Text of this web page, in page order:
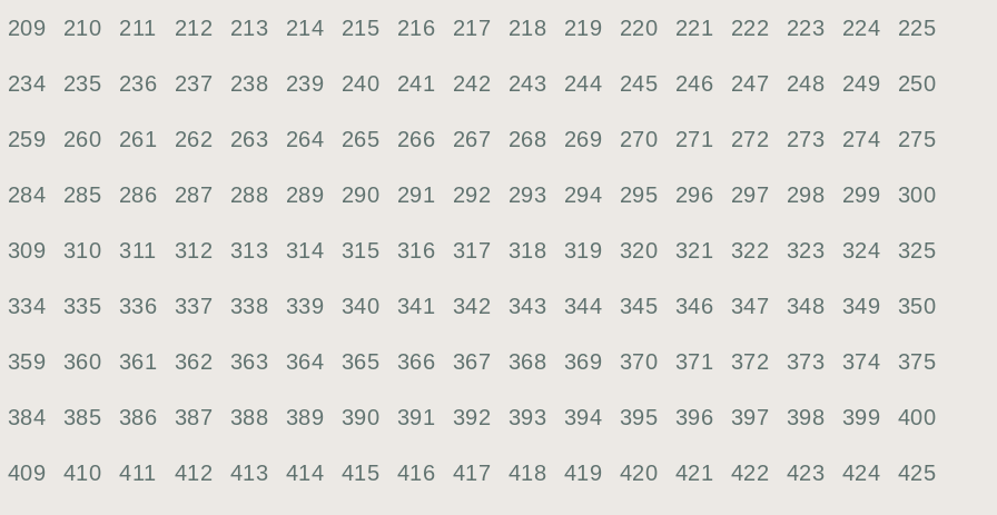
209 210 211 212 213 214 215 216 217 218 219 220 221 222 223 224 225
234 235 236 237 238 239 240 241 242 243 244 245 246 247 248 249 250
259 260 261 262 263 264 265 266 267 268 269 270 271 272 273 274 275
284 285 286 287 288 289 290 291 292 293 294 295 296 297 298 299 300
309 310 311 312 313 314 315 316 317 318 319 320 321 322 323 324 325
334 335 336 337 338 339 340 341 342 343 344 345 346 347 348 349 350
359 360 361 362 363 364 365 366 367 368 369 370 371 372 373 374 375
384 385 386 387 388 389 390 391 392 393 394 395 396 397 398 399 400
409 410 411 412 413 414 415 416 417 418 419 420 421 422 423 424 425